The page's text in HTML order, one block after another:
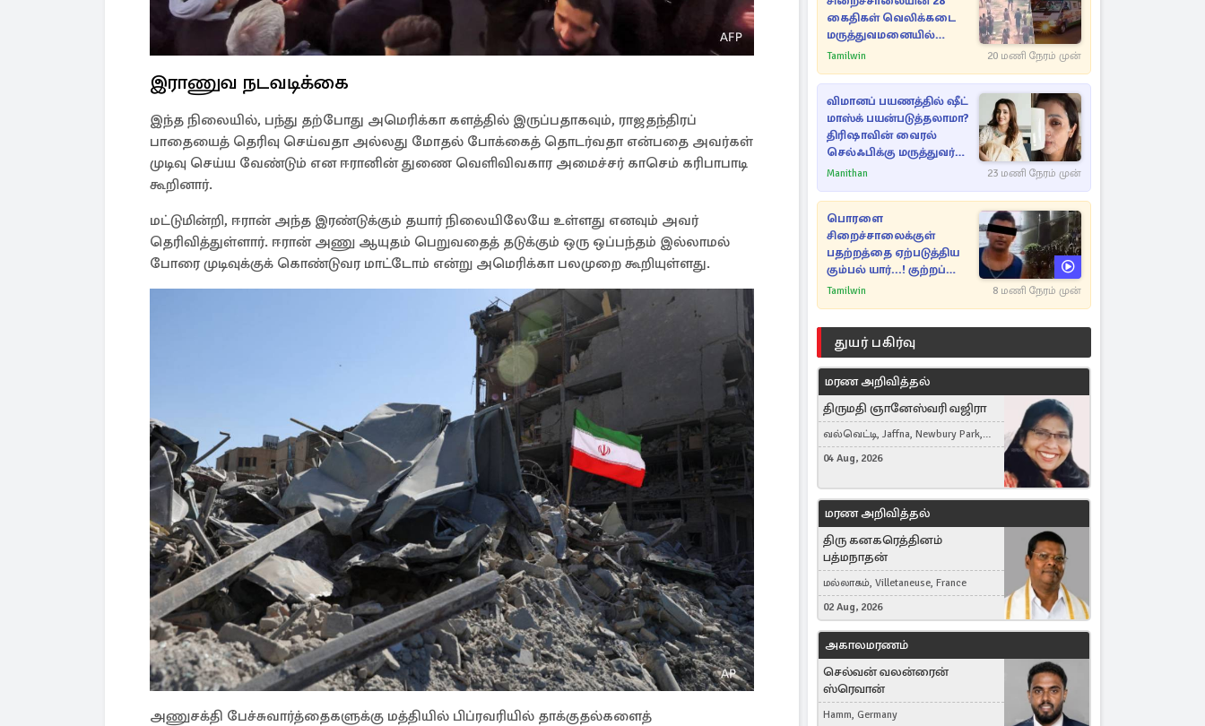
இராணுவ நடவடிக்கை
இந்த நிலையில், பந்து தற்போது அமெரிக்கா களத்தில் இருப்பதாகவும், ராஜதந்திரப்
பாதையைத் தெரிவு செய்வதா அல்லது மோதல் போக்கைத் தொடர்வதா என்பதை அவர்கள்
முடிவு செய்ய வேண்டும் என ஈரானின் துணை வெளிவிவகார அமைச்சர் காசெம் கரிபாபாடி
கூறினார்.
மட்டுமின்றி, ஈரான் அந்த இரண்டுக்கும் தயார் நிலையிலேயே உள்ளது எனவும் அவர்
தெரிவித்துள்ளார். ஈரான் அணு ஆயுதம் பெறுவதைத் தடுக்கும் ஒரு ஒப்பந்தம் இல்லாமல்
போரை முடிவுக்குக் கொண்டுவர மாட்டோம் என்று அமெரிக்கா பலமுறை கூறியுள்ளது.
அணுசக்தி பேச்சுவார்த்தைகளுக்கு மத்தியில் பிப்ரவரியில் தாக்குதல்களைத்
கைதிகள் வெலிக்கடை
மருத்துவமனையில்
அனுமதி
Tamilwin 20 மணி நேரம் முன்
விமானப் பயணத்தில் ஷீட்
மாஸ்க் பயன்படுத்தலாமா?
திரிஷாவின் வைரல்
செல்ஃபிக்கு மருத்துவர்
விளக்கம்
Manithan 23 மணி நேரம் முன்
பொரளை
சிறைச்சாலைக்குள்
பதற்றத்தை ஏற்படுத்திய
கும்பல் யார்...! குற்றப்
பின்னணி தொடர்பில்
Tamilwin 8 மணி நேரம் முன்
துயர் பகிர்வு
மரண அறிவித்தல்
திருமதி ஞானேஸ்வரி வஜிரா
வல்வெட்டி, Jaffna, Newbury Park,
United Kingdom
04 Aug, 2026
மரண அறிவித்தல்
திரு கனகரெத்தினம்
பத்மநாதன்
மல்லாகம், Villetaneuse, France
02 Aug, 2026
அகாலமரணம்
செல்வன் வலன்ரைன்
ஸ்ரெவான்
Hamm, Germany